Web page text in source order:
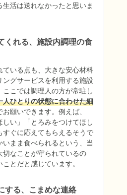
活は送れなかったと思いま
くれる、施設内調理の食
いる点も、大きな安心材料
ングサービスを利用する施設
ここでは調理人の方が常駐し
人ひとりの状態に合わせた細
願いできます。例えば、
しい」「とろみをつけてほし
すぐに応えてもらえるそうで
まま食べられるという、当
切なことが守られているの
とだと感じています。
する、こまめな連絡